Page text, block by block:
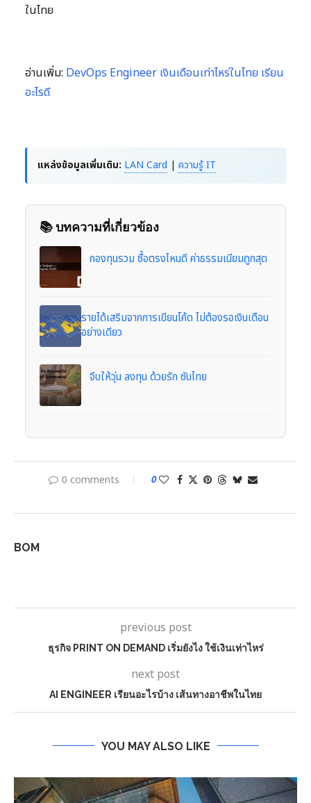
ในไทย
อ่านเพิ่ม: DevOps Engineer เงินเดือนเท่าไหร่ในไทย เรียน
อะไรดี
แหล่งข้อมูลเพิ่มเติม: LAN Card | ความรู้ IT
📚 บทความที่เกี่ยวข้อง
กองทุนรวม ซื้อตรงไหนดี ค่าธรรมเนียมถูกสุด
รายได้เสริมจากการเขียนโค้ด ไม่ต้องรอเงินเดือน
อย่างเดียว
จีบให้วุ่น ลงทุน ด้วยรัก ซับไทย
0 comments 0
BOM
previous post
ธุรกิจ PRINT ON DEMAND เริ่มยังไง ใช้เงินเท่าไหร่
next post
AI ENGINEER เรียนอะไรบ้าง เส้นทางอาชีพในไทย
YOU MAY ALSO LIKE